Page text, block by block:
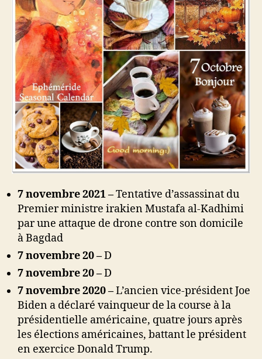
7 novembre 2021 –Tentative d’assassinat du
Premier ministre irakien Mustafa al-Kadhimi
par une attaque de drone contre son domicile
à Bagdad
7 novembre 20 –D
7 novembre 20 –D
7 novembre 2020 –L’ancien vice-président Joe
Biden a déclaré vainqueur de la course à la
présidentielle américaine, quatre jours après
les élections américaines, battant le président
en exercice Donald Trump.